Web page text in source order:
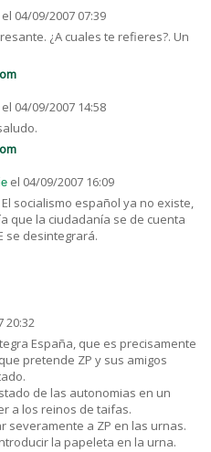
el 04/09/2007 07:39
¿A cuales te refieres?. Un
el 04/09/2007 14:58
el 04/09/2007 16:09
socialismo español ya no existe,
que la ciudadanía se de cuenta
se desintegrará.
20:32
España, que es precisamente
pretende ZP y sus amigos
de las autonomias en un
a los reinos de taifas.
severamente a ZP en las urnas.
la papeleta en la urna.